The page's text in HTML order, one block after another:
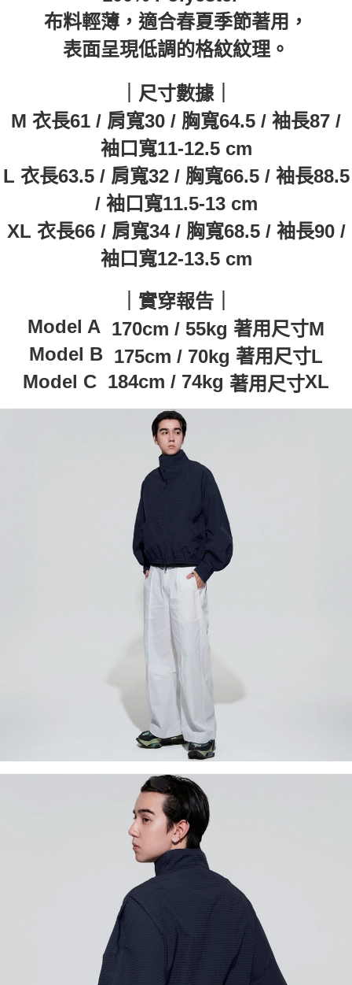
布料輕薄，適合春夏季節著用，
表面呈現低調的格紋紋理。
｜尺寸數據｜
M 衣長61 / 肩寬30 / 胸寬64.5 / 袖長87 /
袖口寬11-12.5 cm
L 衣長63.5 / 肩寬32 / 胸寬66.5 / 袖長88.5
/ 袖口寬11.5-13 cm
XL 衣長66 / 肩寬34 / 胸寬68.5 / 袖長90 /
袖口寬12-13.5 cm
｜實穿報告｜
Model A 170cm / 55kg 著用尺寸M
Model B 175cm / 70kg 著用尺寸L
Model C 184cm / 74kg 著用尺寸XL